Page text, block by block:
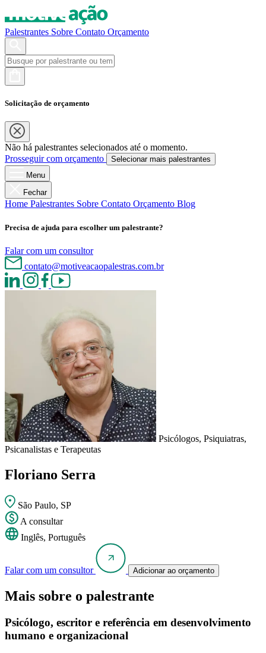
Palestrantes Sobre Contato Orçamento
Solicitação de orçamento
Não há palestrantes selecionados até o momento.
Prosseguir com orçamento
Selecionar mais palestrantes
Menu
Fechar
Home Palestrantes Sobre Contato Orçamento Blog
Precisa de ajuda para escolher um palestrante?
Falar com um consultor
contato@motiveacaopalestras.com.br
Psicólogos, Psiquiatras,
Psicanalistas e Terapeutas
Floriano Serra
São Paulo, SP
A consultar
Inglês, Português
Falar com um consultor Adicionar ao orçamento
Mais sobre o palestrante
Psicólogo, escritor e referência em desenvolvimento
humano e organizacional